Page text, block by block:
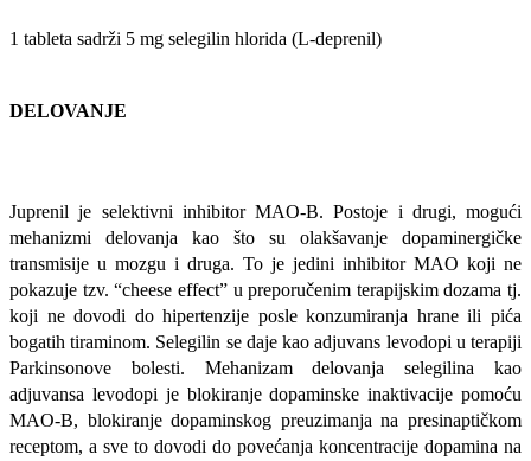
1 tableta sadrži 5 mg selegilin hlorida (L-deprenil)
DELOVANJE
Juprenil je selektivni inhibitor MAO-B. Postoje i drugi, mogući
mehanizmi delovanja kao što su olakšavanje dopaminergičke
transmisije u mozgu i druga. To je jedini inhibitor MAO koji ne
pokazuje tzv. “cheese effect” u preporučenim terapijskim dozama tj.
koji ne dovodi do hipertenzije posle konzumiranja hrane ili pića
bogatih tiraminom. Selegilin se daje kao adjuvans levodopi u terapiji
Parkinsonove bolesti. Mehanizam delovanja selegilina kao
adjuvansa levodopi je blokiranje dopaminske inaktivacije pomoću
MAO-B, blokiranje dopaminskog preuzimanja na presinaptičkom
receptom, a sve to dovodi do povećanja koncentracije dopamina na